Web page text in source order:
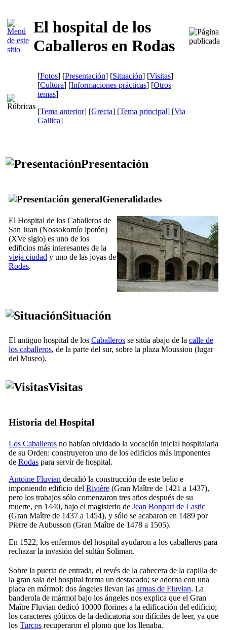
El hospital de los
Caballeros en Rodas
[Fotos] [Presentación] [Situación] [Visitas]
[Cultura] [Informaciones prácticas] [Otros
temas]
[Tema anterior] [Grecia] [Tema principal] [Via
Gallica]
Presentación
Generalidades
El Hospital de los Caballeros de
San Juan (Nossokomío lpotón)
(XVe siglo) es uno de los
edificios más interesantes de la
vieja ciudad y uno de las joyas de
Rodas.
Situación
El antiguo hospital de los Caballeros se sitúa abajo de la calle de
los caballeros, de la parte del sur, sobre la plaza Moussiou (lugar
del Museo).
Visitas
Historia del Hospital
Los Caballeros no habían olvidado la vocación inicial hospitalaria
de su Orden: construyeron uno de los edificios más imponentes
de Rodas para servir de hospital.
Antoine Fluvian decidió la construcción de este belio e
imponiendo edificio del Rivière (Gran Maître de 1421 a 1437),
pero los trabajos sólo comenzaron tres años después de su
muerte, en 1440, bajo el magisterio de Jean Bonpart de Lastic
(Gran Maître de 1437 a 1454), y sólo se acabaron en 1489 por
Pierre de Aubusson (Gran Maître de 1478 a 1505).
En 1522, los enfermos del hospital ayudaron a los caballeros para
rechazar la invasión del sultán Soliman.
Sobre la puerta de entrada, el revés de la cabecera de la capilla de
la gran sala del hospital forma un destacado; se adorna con una
placa en mármol: dos ángeles llevan las armas de Fluvian. La
banderola de mármol bajo los ángeles nos explica que el Gran
Maître Fluvian dedicó 10000 florines a la edificación del edificio;
los caracteres góticos de la dedicatoria son difíciles de leer, ya que
los Turcos recuperaron el plomo que los llenaba.